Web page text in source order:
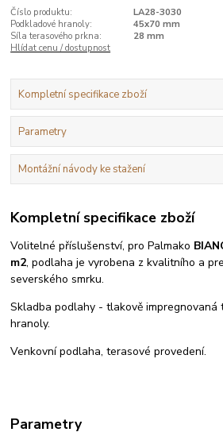
Číslo produktu:
LA28-3030
Podkladové hranoly:
45x70 mm
Síla terasového prkna:
28 mm
Hlídat cenu / dostupnost
Kompletní specifikace zboží
Parametry
Montážní návody ke stažení
Kompletní specifikace zboží
Volitelné příslušenství, pro Palmako
m2, podlaha je vyrobena z kvalitního a
severského smrku.
Skladba podlahy - tlakově impregnovaná
hranoly.
Venkovní podlaha, terasové provedení.
Parametry